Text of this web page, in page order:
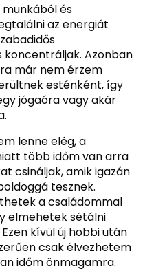
és
az energiát
koncentráljak. Azonban
már nem érzem
esténként, így
jógaóra vagy akár
lenne elég, a
több időm van arra
csináljak, amik igazán
tesznek.
a családommal
elmehetek sétálni
kívül új hobbi után
csak élvezhetem
időm önmagamra.